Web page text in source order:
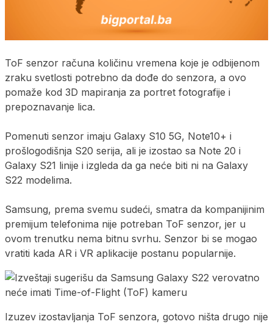
ToF senzor računa količinu vremena koje je odbijenom
zraku svetlosti potrebno da dođe do senzora, a ovo
pomaže kod 3D mapiranja za portret fotografije i
prepoznavanje lica.
Pomenuti senzor imaju Galaxy S10 5G, Note10+ i
prošlogodišnja S20 serija, ali je izostao sa Note 20 i
Galaxy S21 linije i izgleda da ga neće biti ni na Galaxy
S22 modelima.
Samsung, prema svemu sudeći, smatra da kompanijinim
premijum telefonima nije potreban ToF senzor, jer u
ovom trenutku nema bitnu svrhu. Senzor bi se mogao
vratiti kada AR i VR aplikacije postanu popularnije.
Izuzev izostavljanja ToF senzora, gotovo ništa drugo nije